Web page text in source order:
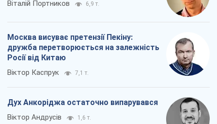
Віталій Портников 6,9 т.
Москва висуває претензії Пекіну:
дружба перетворюється на залежність
Росії від Китаю
Віктор Каспрук 7,1 т.
Дух Анкоріджа остаточно випарувався
Віктор Андрусів 1,6 т.